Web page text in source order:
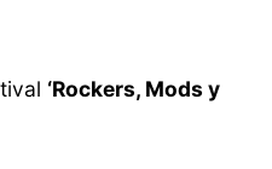
‘Rockers, Mods y